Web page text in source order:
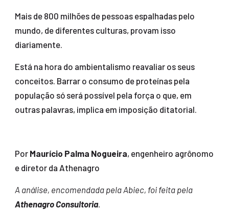
Mais de 800 milhões de pessoas espalhadas pelo
mundo, de diferentes culturas, provam isso
diariamente.
Está na hora do ambientalismo reavaliar os seus
conceitos. Barrar o consumo de proteínas pela
população só será possível pela força o que, em
outras palavras, implica em imposição ditatorial.
Por Maurício Palma Nogueira, engenheiro agrônomo
e diretor da Athenagro
A análise, encomendada pela Abiec, foi feita pela
Athenagro Consultoria.